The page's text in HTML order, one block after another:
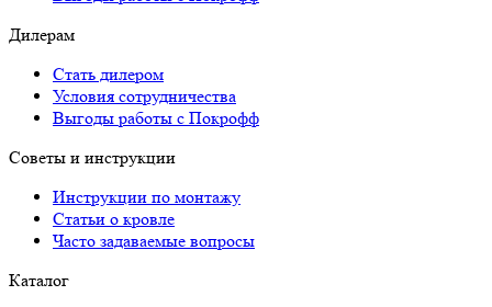
Дилерам
Стать дилером
Условия сотрудничества
Выгоды работы с Покрофф
Советы и инструкции
Инструкции по монтажу
Статьи о кровле
Часто задаваемые вопросы
Каталог